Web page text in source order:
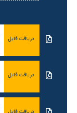
دریافت فایل
دریافت فایل